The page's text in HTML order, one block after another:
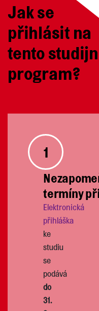
Jak se
přihlásit na
tento
program?
1
termíny
Elektronická
přihláška
ke
studiu
se
podává
do
31.